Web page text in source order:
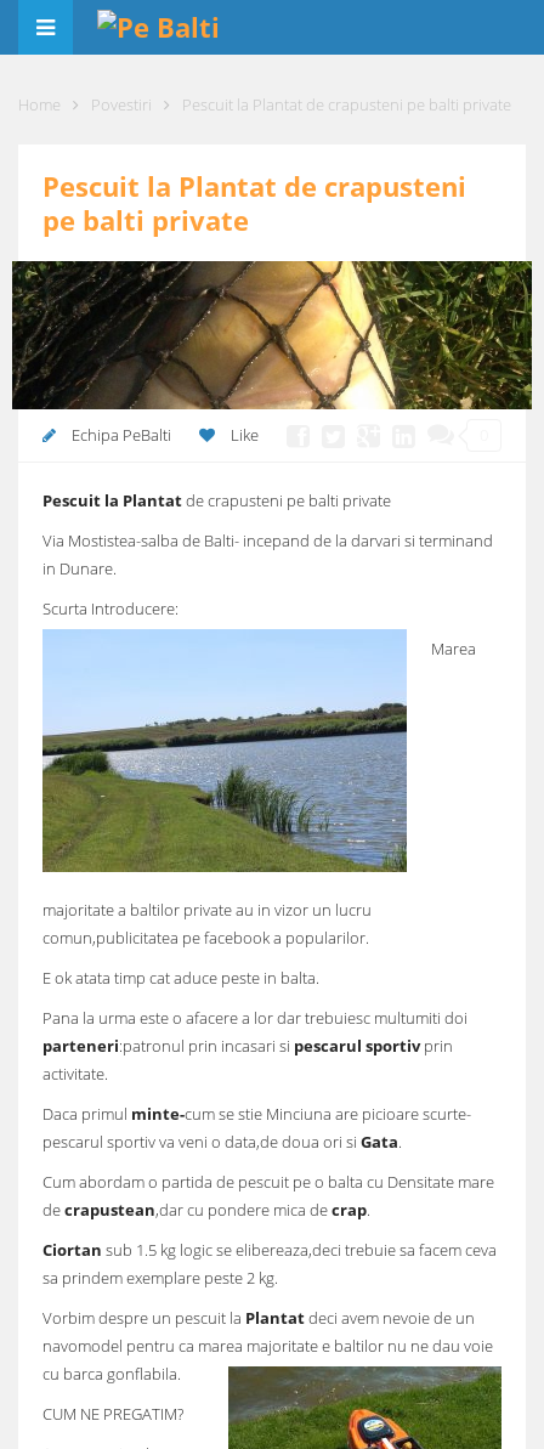
Home Povestiri Pescuit la Plantat de crapusteni pe balti private
Pescuit la Plantat de crapusteni
pe balti private
Echipa PeBalti Like
Pescuit la Plantatde crapusteni pe balti private
Via Mostistea-salba de Balti- incepand de la darvari si terminand
in Dunare.
Scurta Introducere:
Marea
majoritate a baltilor private au in vizor un lucru
comun,publicitatea pe facebook a popularilor.
E ok atata timp cat aduce peste in balta.
Pana la urma este o afacere a lor dar trebuiesc multumiti doi
parteneri:patronul prin incasari si pescarul sportivprin
activitate.
Daca primul minte-cum se stie Minciuna are picioare scurte-
pescarul sportiv va veni o data,de doua ori si Gata.
Cum abordam o partida de pescuit pe o balta cu Densitate mare
decrapustean,dar cu pondere mica decrap.
Ciortan sub 1.5 kg logic se elibereaza,deci trebuie sa facem ceva
sa prindem exemplare peste 2 kg.
Vorbim despre un pescuit la Plantatdeci avem nevoie de un
navomodel pentru ca marea majoritate e baltilor nu ne dau voie
cu barca gonflabila.
CUM NE PREGATIM?